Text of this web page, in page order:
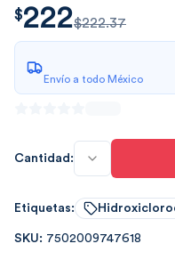
$222.00
$222$222.37
Envío a todo México
Cantidad:
Etiquetas:
SKU: 7502009747618